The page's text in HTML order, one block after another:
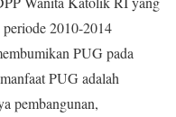
2010-2014
PUG pada
PUG adalah
pembangunan,